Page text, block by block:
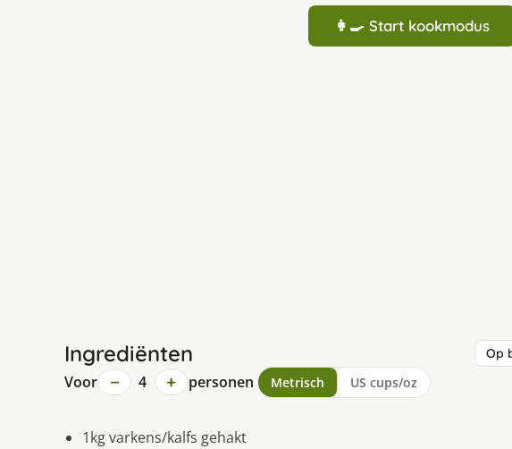
👩‍🍳 Start kookmodus
Ingrediënten Op
Voor − 4 + personen Metrisch US cups/oz
1kg varkens/kalfs gehakt